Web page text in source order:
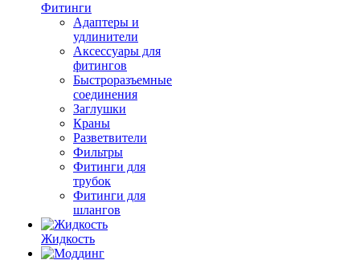
Фитинги
Адаптеры и
удлинители
Аксессуары для
фитингов
Быстроразъемные
соединения
Заглушки
Краны
Разветвители
Фильтры
Фитинги для
трубок
Фитинги для
шлангов
Жидкость